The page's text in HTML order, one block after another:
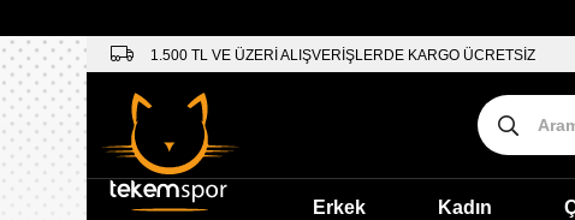
1.500 TL VE ÜZERİ ALIŞVERİŞLERDE KARGO ÜCRETSİZ
Erkek Kadın